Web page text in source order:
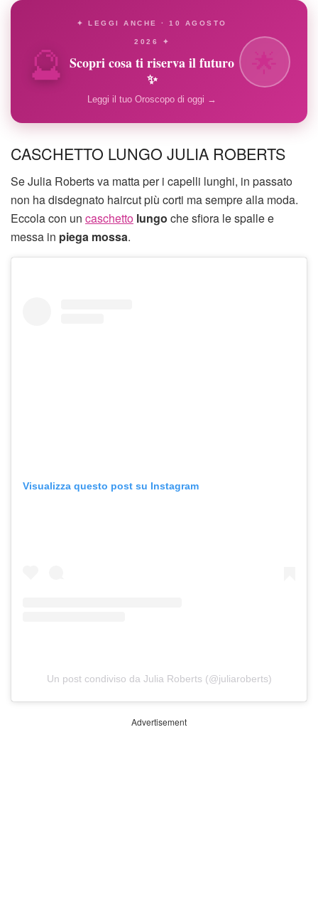
🔮
✦ LEGGI ANCHE · 10 AGOSTO
2026 ✦
Scopri cosa ti riserva il futuro
✨
Leggi il tuo Oroscopo di oggi →
CASCHETTO LUNGO JULIA ROBERTS
Se Julia Roberts va matta per i capelli lunghi, in passato
non ha disdegnato haircut più corti ma sempre alla moda.
Eccola con un caschetto lungo che sfiora le spalle e
messa in piega mossa.
Visualizza questo post su Instagram
Un post condiviso da Julia Roberts (@juliaroberts)
Advertisement